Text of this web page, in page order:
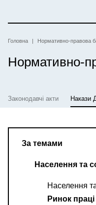
основного
Рядок
навіґації
Головна Нормативно-правова
Нормативно-
Законодавчі акти Накази
За темами
Населення та
Населення
Ринок праці